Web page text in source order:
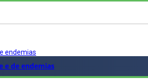
endemias
e de endemias